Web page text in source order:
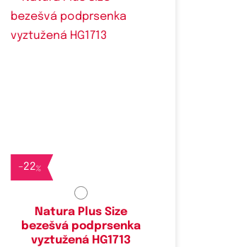
-22%
Natura Plus Size
bezešvá podprsenka
vyztužená HG1713